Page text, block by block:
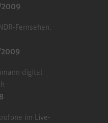
2009
Fernsehen.
2009
digital
im Live-